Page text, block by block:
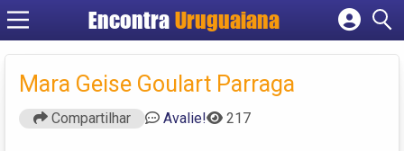
Encontra Uruguaiana
Cadastrar empresa
Criar conta
Mara Geise Goulart Parraga
Compartilhar Avalie! 217